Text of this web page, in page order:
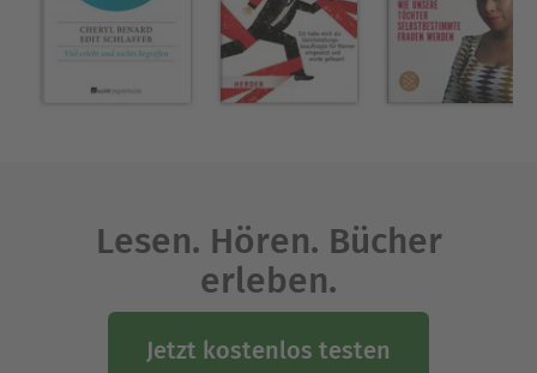
Lesen. Hören. Bücher
erleben.
Jetzt kostenlos testen